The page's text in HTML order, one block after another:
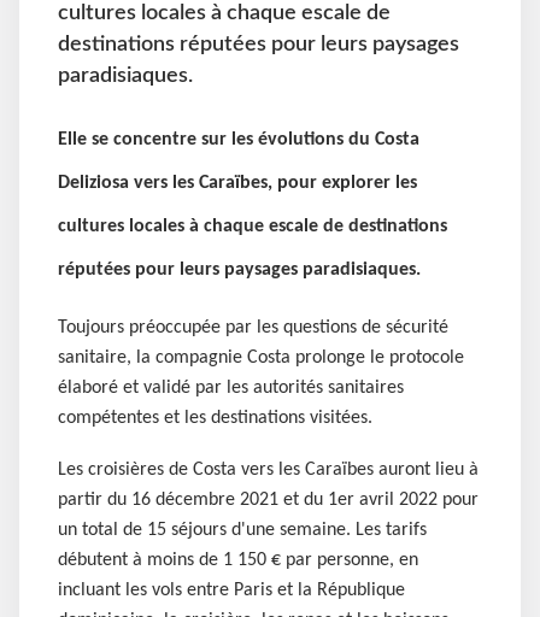
cultures locales à chaque escale de
destinations réputées pour leurs paysages
paradisiaques.
Elle se concentre sur les évolutions du Costa
Deliziosa vers les Caraïbes, pour explorer les
cultures locales à chaque escale de destinations
réputées pour leurs paysages paradisiaques.
Toujours préoccupée par les questions de sécurité
sanitaire, la compagnie Costa prolonge le protocole
élaboré et validé par les autorités sanitaires
compétentes et les destinations visitées.
Les croisières de Costa vers les Caraïbes auront lieu à
partir du 16 décembre 2021 et du 1er avril 2022 pour
un total de 15 séjours d'une semaine. Les tarifs
débutent à moins de 1 150 € par personne, en
incluant les vols entre Paris et la République